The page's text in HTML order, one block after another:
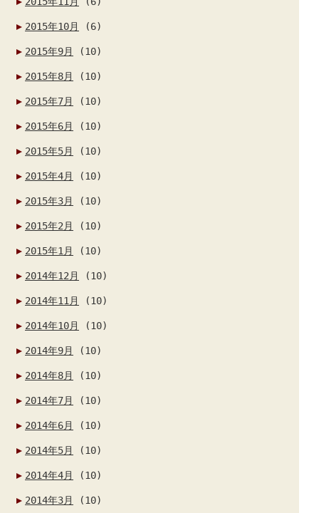
2015年10月 (6)
2015年9月 (10)
2015年8月 (10)
2015年7月 (10)
2015年6月 (10)
2015年5月 (10)
2015年4月 (10)
2015年3月 (10)
2015年2月 (10)
2015年1月 (10)
2014年12月 (10)
2014年11月 (10)
2014年10月 (10)
2014年9月 (10)
2014年8月 (10)
2014年7月 (10)
2014年6月 (10)
2014年5月 (10)
2014年4月 (10)
2014年3月 (10)